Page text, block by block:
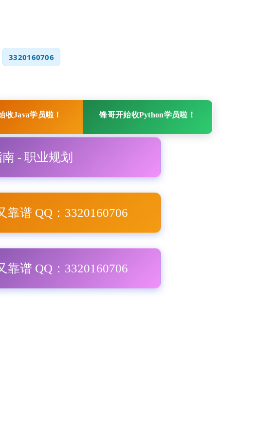
3320160706
收Java学员啦！ 锋哥开始收Python学员啦！
- 职业规划
靠谱 QQ：3320160706
靠谱 QQ：3320160706